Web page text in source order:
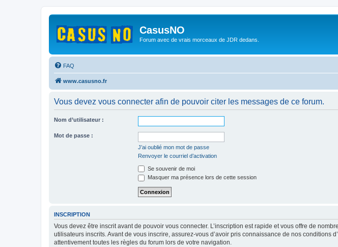
CasusNO
Forum avec de vrais morceaux de JDR dedans.
FAQ
www.casusno.fr
Vous devez vous connecter afin de pouvoir citer les messages de ce forum.
Nom d’utilisateur :
Mot de passe :
J’ai oublié mon mot de passe
Renvoyer le courriel d’activation
Se souvenir de moi
Masquer ma présence lors de cette session
INSCRIPTION
Vous devez être inscrit avant de pouvoir vous connecter. L’inscription est rapide et vous offre de
utilisateurs inscrits. Avant de vous inscrire, assurez-vous d’avoir pris connaissance de nos
attentivement toutes les règles du forum lors de votre navigation.